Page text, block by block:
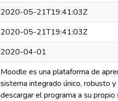
2020-05-21T19:41:03Z
2020-05-21T19:41:03Z
2020-04-01
Moodle es una plataforma de
sistema integrado único, robusto
descargar el programa a su